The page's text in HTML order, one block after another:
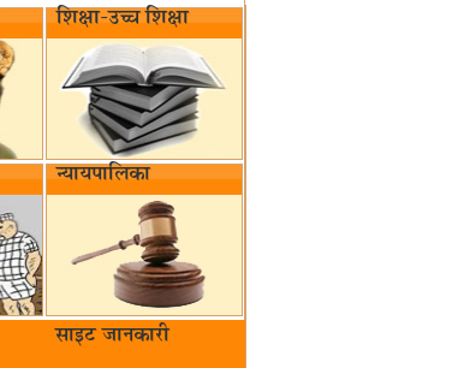
शिक्षा-उच्च शिक्षा
न्यायपालिका
साइट जानकारी